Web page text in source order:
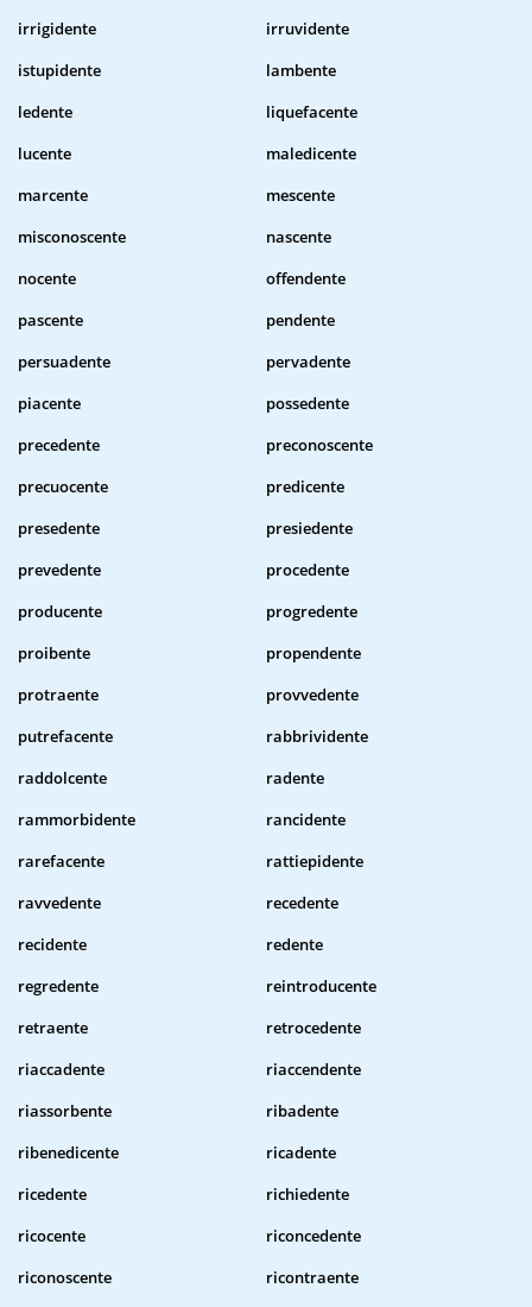
irrigidente
irruvidente
istupidente
lambente
ledente
liquefacente
lucente
maledicente
marcente
mescente
misconoscente
nascente
nocente
offendente
pascente
pendente
persuadente
pervadente
piacente
possedente
precedente
preconoscente
precuocente
predicente
presedente
presiedente
prevedente
procedente
producente
progredente
proibente
propendente
protraente
provvedente
putrefacente
rabbrividente
raddolcente
radente
rammorbidente
rancidente
rarefacente
rattiepidente
ravvedente
recedente
recidente
redente
regredente
reintroducente
retraente
retrocedente
riaccadente
riaccendente
riassorbente
ribadente
ribenedicente
ricadente
ricedente
richiedente
ricocente
riconcedente
riconoscente
ricontraente